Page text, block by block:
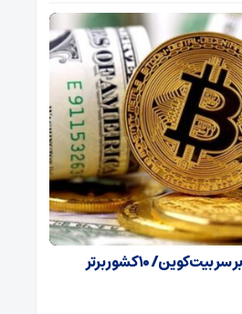
رقابت پنهان دولت‌ها بر سر بیت‌کوین/ ۱۰ کشور برتر